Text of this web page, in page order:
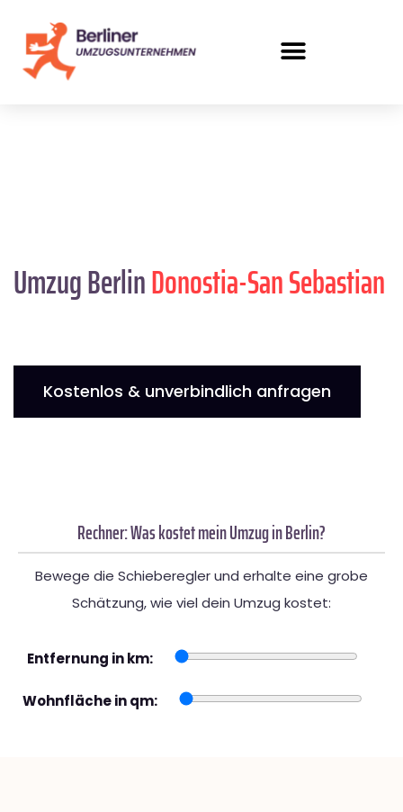
Umzug BerlinDonostia-San Sebastian
Kostenlos & unverbindlich anfragen
Rechner: Was kostet mein Umzug in Berlin?
Bewege die Schieberegler und erhalte eine grobe
Schätzung, wie viel dein Umzug kostet:
Entfernung in km:
Wohnfläche in qm: